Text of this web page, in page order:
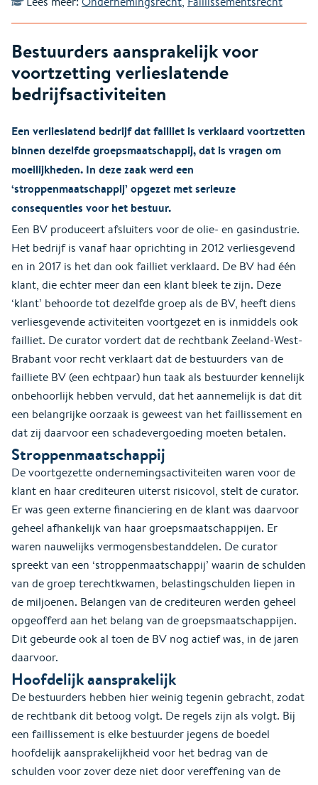
Bestuurders aansprakelijk voor
voortzetting verlieslatende
bedrijfsactiviteiten
Een verlieslatend bedrijf dat failliet is verklaard voortzetten
binnen dezelfde groepsmaatschappij, dat is vragen om
moeilijkheden. In deze zaak werd een
‘stroppenmaatschappij’ opgezet met serieuze
consequenties voor het bestuur.
Een BV produceert afsluiters voor de olie- en gasindustrie.
Het bedrijf is vanaf haar oprichting in 2012 verliesgevend
en in 2017 is het dan ook failliet verklaard. De BV had één
klant, die echter meer dan een klant bleek te zijn. Deze
‘klant’ behoorde tot dezelfde groep als de BV, heeft diens
verliesgevende activiteiten voortgezet en is inmiddels ook
failliet. De curator vordert dat de rechtbank Zeeland-West-
Brabant voor recht verklaart dat de bestuurders van de
failliete BV (een echtpaar) hun taak als bestuurder kennelijk
onbehoorlijk hebben vervuld, dat het aannemelijk is dat dit
een belangrijke oorzaak is geweest van het faillissement en
dat zij daarvoor een schadevergoeding moeten betalen.
Stroppenmaatschappij
De voortgezette ondernemingsactiviteiten waren voor de
klant en haar crediteuren uiterst risicovol, stelt de curator.
Er was geen externe financiering en de klant was daarvoor
geheel afhankelijk van haar groepsmaatschappijen. Er
waren nauwelijks vermogensbestanddelen. De curator
spreekt van een ‘stroppenmaatschappij’ waarin de schulden
van de groep terechtkwamen, belastingschulden liepen in
de miljoenen. Belangen van de crediteuren werden geheel
opgeofferd aan het belang van de groepsmaatschappijen.
Dit gebeurde ook al toen de BV nog actief was, in de jaren
daarvoor.
Hoofdelijk aansprakelijk
De bestuurders hebben hier weinig tegenin gebracht, zodat
de rechtbank dit betoog volgt. De regels zijn als volgt. Bij
een faillissement is elke bestuurder jegens de boedel
hoofdelijk aansprakelijkheid voor het bedrag van de
schulden voor zover deze niet door vereffening van de